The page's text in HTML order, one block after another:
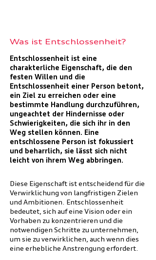
Was ist Entschlossenheit?
Entschlossenheit ist eine
charakterliche Eigenschaft, die den
festen Willen und die
Entschlossenheit einer Person betont,
ein Ziel zu erreichen oder eine
bestimmte Handlung durchzuführen,
ungeachtet der Hindernisse oder
Schwierigkeiten, die sich ihr in den
Weg stellen können. Eine
entschlossene Person ist fokussiert
und beharrlich, sie lässt sich nicht
leicht von ihrem Weg abbringen.
Diese Eigenschaft ist entscheidend für die
Verwirklichung von langfristigen Zielen
und Ambitionen. Entschlossenheit
bedeutet, sich auf eine Vision oder ein
Vorhaben zu konzentrieren und die
notwendigen Schritte zu unternehmen,
um sie zu verwirklichen, auch wenn dies
eine erhebliche Anstrengung erfordert.